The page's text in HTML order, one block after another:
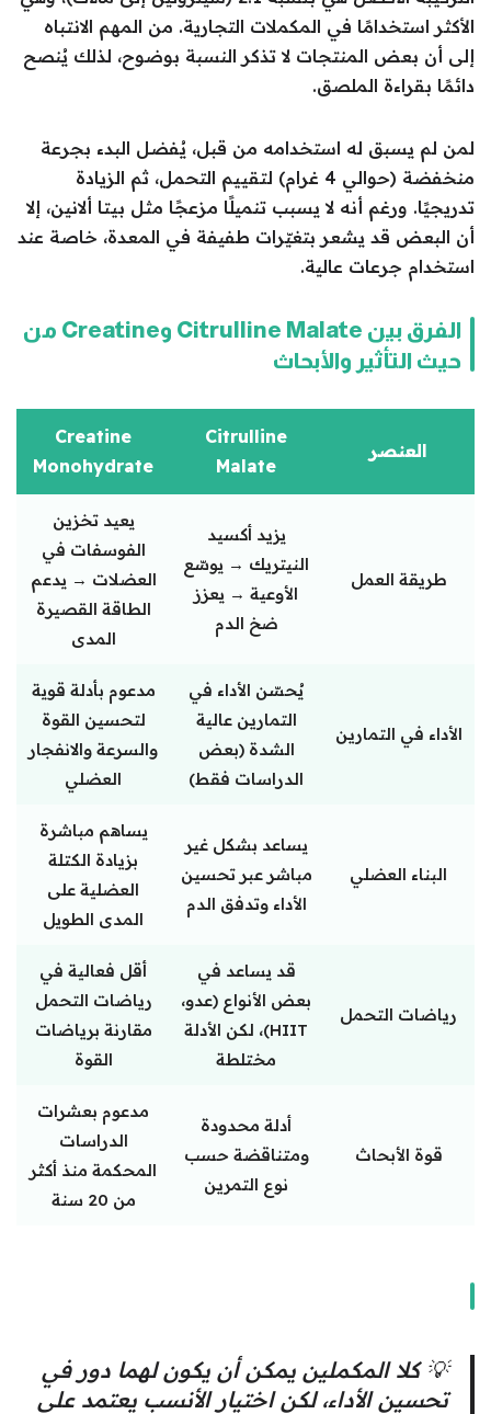
الأكثر استخدامًا في المكملات التجارية. من المهم الانتباه
إلى أن بعض المنتجات لا تذكر النسبة بوضوح، لذلك يُنصح
دائمًا بقراءة الملصق.
لمن لم يسبق له استخدامه من قبل، يُفضل البدء بجرعة
منخفضة (حوالي 4 غرام) لتقييم التحمل، ثم الزيادة
تدريجيًا. ورغم أنه لا يسبب تنميلًا مزعجًا مثل بيتا ألانين، إلا
أن البعض قد يشعر بتغيّرات طفيفة في المعدة، خاصة عند
استخدام جرعات عالية.
الفرق بين Citrulline Malate وCreatine من
حيث التأثير والأبحاث
العنصر
Citrulline
Malate
Creatine
Monohydrate
طريقة العمل
يزيد أكسيد
النيتريك → يوسّع
الأوعية → يعزز
ضخ الدم
يعيد تخزين
الفوسفات في
العضلات → يدعم
الطاقة القصيرة
المدى
الأداء في التمارين
يُحسّن الأداء في
التمارين عالية
الشدة (بعض
الدراسات فقط)
مدعوم بأدلة قوية
لتحسين القوة
والسرعة والانفجار
العضلي
البناء العضلي
يساعد بشكل غير
مباشر عبر تحسين
الأداء وتدفق الدم
يساهم مباشرة
بزيادة الكتلة
العضلية على
المدى الطويل
رياضات التحمل
قد يساعد في
بعض الأنواع (عدو،
HIIT)، لكن الأدلة
مختلطة
أقل فعالية في
رياضات التحمل
مقارنة برياضات
القوة
قوة الأبحاث
أدلة محدودة
ومتناقضة حسب
نوع التمرين
مدعوم بعشرات
الدراسات
المحكمة منذ أكثر
من 20 سنة
💡 كلا المكملين يمكن أن يكون لهما دور في
تحسين الأداء، لكن اختيار الأنسب يعتمد على